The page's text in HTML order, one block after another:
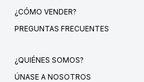
¿CÓMO VENDER?
PREGUNTAS FRECUENTES
¿QUIÉNES SOMOS?
ÚNASE A NOSOTROS